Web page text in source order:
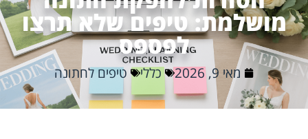
מושלמת: טיפים שלא תרצו
לפספס
מאי 9, 2026 כללי טיפים לחתונה